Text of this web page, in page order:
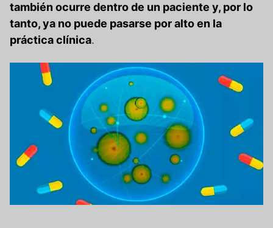
también ocurre dentro de un paciente y, por lo
tanto, ya no puede pasarse por alto en la
práctica clínica.